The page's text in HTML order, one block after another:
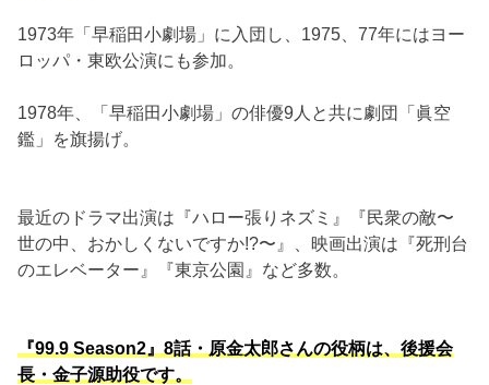
1973年「早稲田小劇場」に入団し、1975、77年にはヨー
ロッパ・東欧公演にも参加。
1978年、「早稲田小劇場」の俳優9人と共に劇団「眞空
鑑」を旗揚げ。
最近のドラマ出演は『ハロー張りネズミ』『民衆の敵〜
世の中、おかしくないですか!?〜』、映画出演は『死刑台
のエレベーター』『東京公園』など多数。
『99.9 Season2』8話・原金太郎さんの役柄は、後援会
長・金子源助役です。